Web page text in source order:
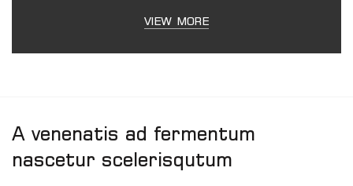
VIEW MORE
A venenatis ad fermentum
nascetur scelerisqutum